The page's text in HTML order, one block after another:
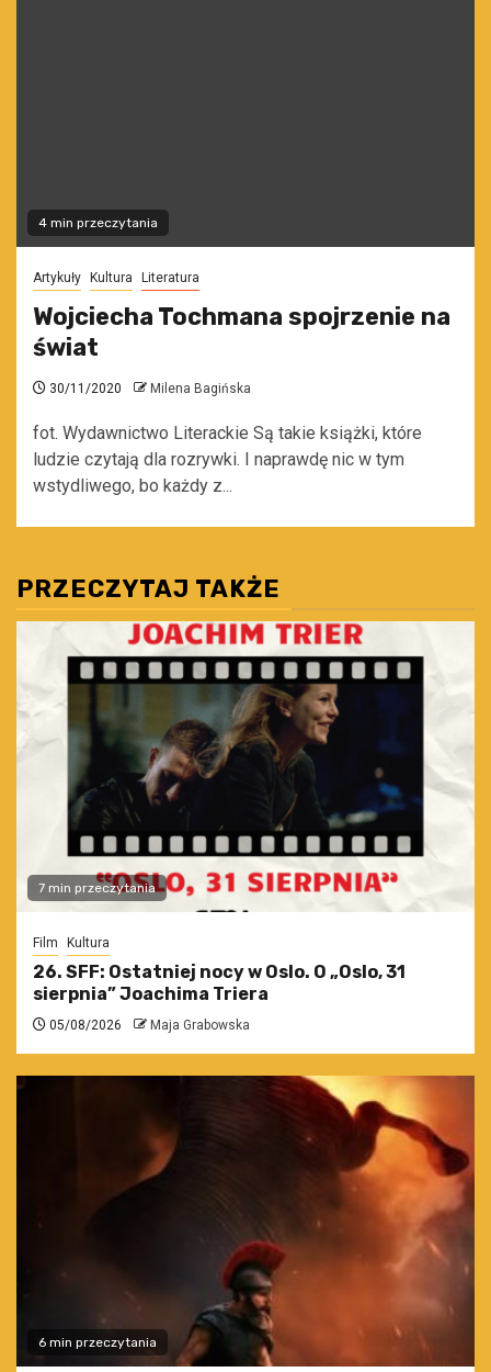
4 min przeczytania
Artykuły Kultura Literatura
Wojciecha Tochmana spojrzenie na
świat
30/11/2020 Milena Bagińska
fot. Wydawnictwo Literackie Są takie książki, które
ludzie czytają dla rozrywki. I naprawdę nic w tym
wstydliwego, bo każdy z...
PRZECZYTAJ TAKŻE
7 min przeczytania
Film Kultura
26. SFF: Ostatniej nocy w Oslo. O „Oslo, 31
sierpnia” Joachima Triera
05/08/2026 Maja Grabowska
6 min przeczytania